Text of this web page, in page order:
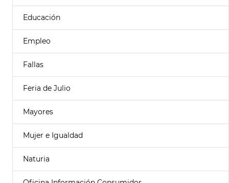
Educación
Empleo
Fallas
Feria de Julio
Mayores
Mujer e Igualdad
Naturia